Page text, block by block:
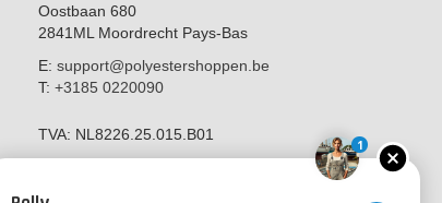
Oostbaan 680
2841ML Moordrecht Pays-Bas
E: support@polyestershoppen.be
T: +3185 0220090
TVA: NL8226.25.015.B01
1